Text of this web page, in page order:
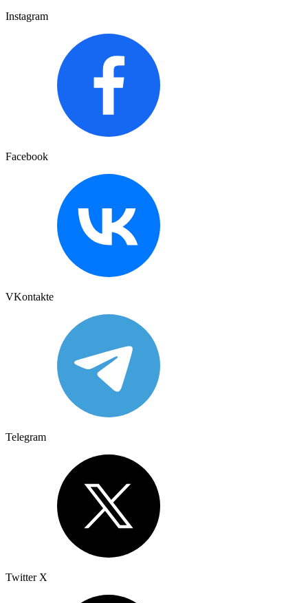
Instagram
Facebook
VKontakte
Telegram
Twitter X